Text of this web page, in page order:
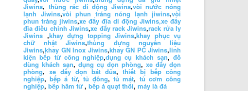
Jiwins, thùng rác di động Jiwins,vòi nước nóng
lạnh Jiwins,vòi phun tráng nóng lạnh jiwins,vòi
phun tráng jiwins,xe đẩy đĩa di động Jiwins,xe đẩy
đĩa điều chỉnh Jiwins,xe đẩy rack Jiwins,rack rửa ly
Jiwins ,khay đựng topping Jiwins,khay phục vụ
chữ nhật Jiwins,thùng đựng nguyên liệu
Jiwins,khay GN Inox Jiwins,khay GN PC Jiwins,linh
kiện bếp từ công nghiệp,dụng cụ khách sạn, đồ
dùng khách sạn,dụng cụ dọn phòng, xe đẩy dọn
phòng, xe đẩy dọn bát đũa,thiết bị bếp công
nghiệp,bếp á từ,tủ đông,tủ mát, tủ cơm công
nghiệp, bếp hầm từ , bếp á quạt thổi, máy là đá